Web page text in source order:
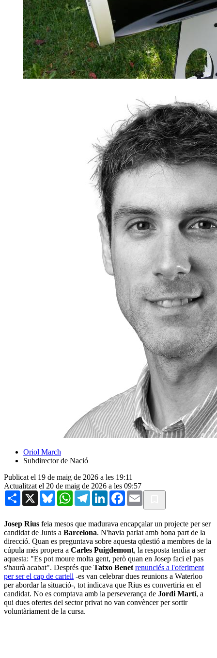
Oriol March
Subdirector de Nació
Publicat el 19 de maig de 2026 a les 19:11
Actualitzat el 20 de maig de 2026 a les 09:57
Share X BlueskyWhatsAppTelegramLinkedInFacebook
Email
Josep Rius feia mesos que madurava encapçalar un projecte per ser
candidat de Junts a Barcelona. N'havia parlat amb bona part de la
direcció. Quan es preguntava sobre aquesta qüestió a membres de la
cúpula més propera a Carles Puigdemont, la resposta tendia a ser
aquesta: "Es pot moure molta gent, però quan en Josep faci el pas
s'haurà acabat". Després que Tatxo Benet renunciés a l'oferiment
per ser el cap de cartell -es van celebrar dues reunions a Waterloo
per abordar la situació-, tot indicava que Rius es convertiria en el
candidat. No es comptava amb la perseverança de Jordi Martí, a
qui dues ofertes del sector privat no van convèncer per sortir
voluntàriament de la cursa.